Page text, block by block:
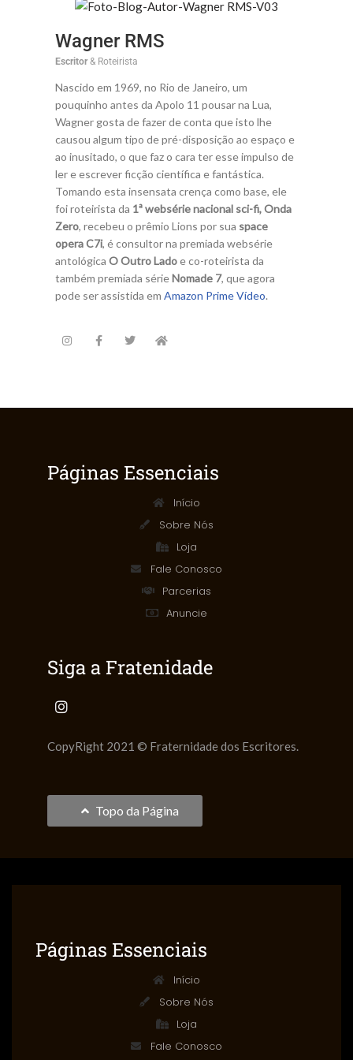
Wagner RMS
Escritor& Roteirista
Nascido em 1969, no Rio de Janeiro, um
pouquinho antes da Apolo 11 pousar na Lua,
Wagner gosta de fazer de conta que isto lhe
causou algum tipo de pré-disposição ao espaço e
ao inusitado, o que faz o cara ter esse impulso de
ler e escrever ficção científica e fantástica.
Tomando esta insensata crença como base, ele
foi roteirista da 1ª websérie nacional sci-fi, Onda
Zero, recebeu o prêmio Lions por sua space
opera C7i, é consultor na premiada websérie
antológica O Outro Ladoe co-roteirista da
também premiada sérieNomade 7, que agora
pode ser assistida em Amazon Prime Vídeo.
Páginas Essenciais
Início
Sobre Nós
Loja
Fale Conosco
Parcerias
Anuncie
Siga a Fratenidade
CopyRight 2021 © Fraternidade dos Escritores.
Topo da Página
Páginas Essenciais
Início
Sobre Nós
Loja
Fale Conosco